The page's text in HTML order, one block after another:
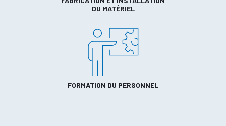
DU MATÉRIEL
FORMATION DU PERSONNEL